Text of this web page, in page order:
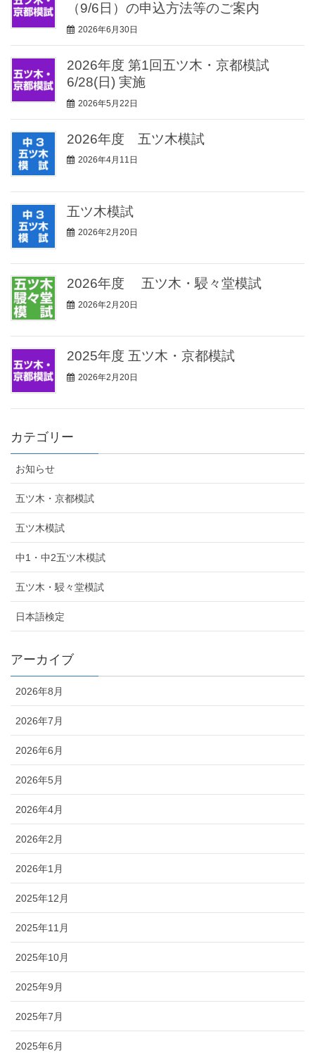
（9/6日）の申込方法等のご案内
2026年6月30日
2026年度 第1回五ツ木・京都模試
6/28(日) 実施
2026年5月22日
2026年度 五ツ木模試
2026年4月11日
五ツ木模試
2026年2月20日
2026年度 五ツ木・駸々堂模試
2026年2月20日
2025年度 五ツ木・京都模試
2026年2月20日
カテゴリー
お知らせ
五ツ木・京都模試
五ツ木模試
中1・中2五ツ木模試
五ツ木・駸々堂模試
日本語検定
アーカイブ
2026年8月
2026年7月
2026年6月
2026年5月
2026年4月
2026年2月
2026年1月
2025年12月
2025年11月
2025年10月
2025年9月
2025年7月
2025年6月